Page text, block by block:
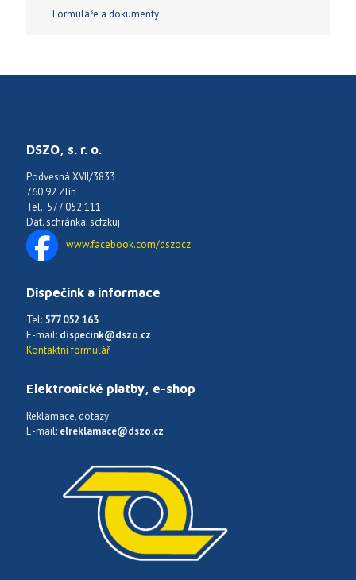
Formuláře a dokumenty
DSZO, s. r. o.
Podvesná XVII/3833
760 92 Zlín
Tel.: 577 052 111
Dat. schránka: scfzkuj
www.facebook.com/dszocz
Dispečink a informace
Tel: 577 052 163
E-mail: dispecink@dszo.cz
Kontaktní formulář
Elektronické platby, e-shop
Reklamace, dotazy
E-mail: elreklamace@dszo.cz